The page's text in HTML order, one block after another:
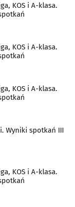
KOS i A-klasa.
KOS i A-klasa.
KOS i A-klasa.
Wyniki spotkań III
KOS i A-klasa.